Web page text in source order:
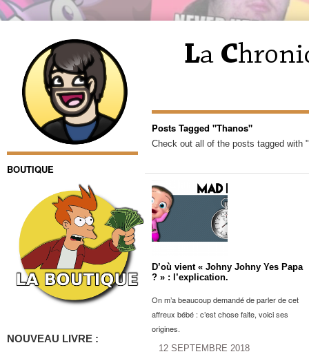
BOUTIQUE
NOUVEAU LIVRE :
Posts Tagged "Thanos"
Check out all of the posts tagged with
D’où vient « Johny Johny Yes Papa
? » : l’explication.
On m’a beaucoup demandé de parler de cet
affreux bébé : c’est chose faite, voici ses
origines.
12 SEPTEMBRE 2018